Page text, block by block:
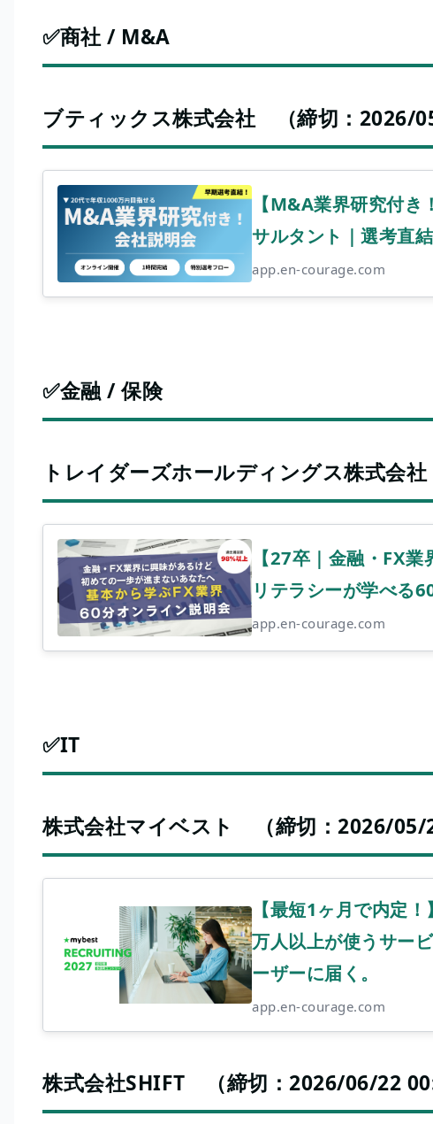
✅商社 / M&A
ブティックス株式会社 （締切：2026/
【M&A業界研究付
サルタント｜選考直
app.en-courage.com
✅金融 / 保険
トレイダーズホールディングス株式会
【27卒｜金融・FX
リテラシーが学べる
app.en-courage.com
✅IT
株式会社マイベスト （締切：2026/05/
【最短1ヶ月で内定
万人以上が使うサー
ーザーに届く。
app.en-courage.com
株式会社SHIFT （締切：2026/06/22